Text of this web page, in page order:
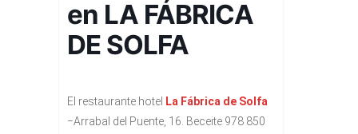
en LA FÁBRICA
DE SOLFA
El restaurante hotel La Fábrica de Solfa
−Arrabal del Puente, 16. Beceite 978 850